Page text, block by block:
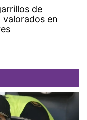
de
en